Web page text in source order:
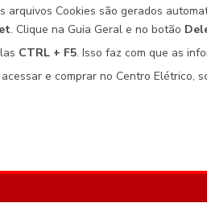
Cookies são gerados
. Clique na Guia Geral e no botão
CTRL + F5. Isso faz com que as
e comprar no Centro Elétrico,